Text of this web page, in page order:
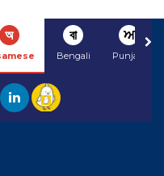
অ বা
Bengali
ਅ
Punjabi